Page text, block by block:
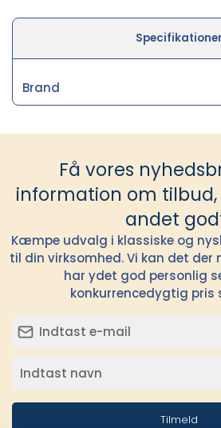
Specifikationer
Brand
Få vores
information om
andet
Kæmpe udvalg i klassiske og
til din virksomhed. Vi kan det der
har ydet god personlig
konkurrencedygtig pris
Tilmeld